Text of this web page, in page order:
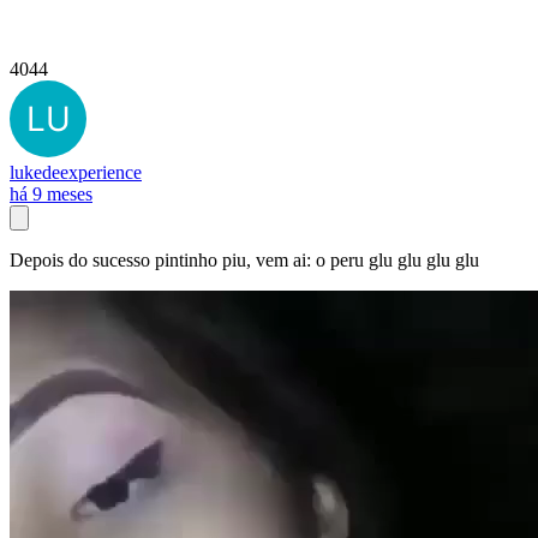
4044
lukedeexperience
há 9 meses
Depois do sucesso pintinho piu, vem ai: o peru glu glu glu glu